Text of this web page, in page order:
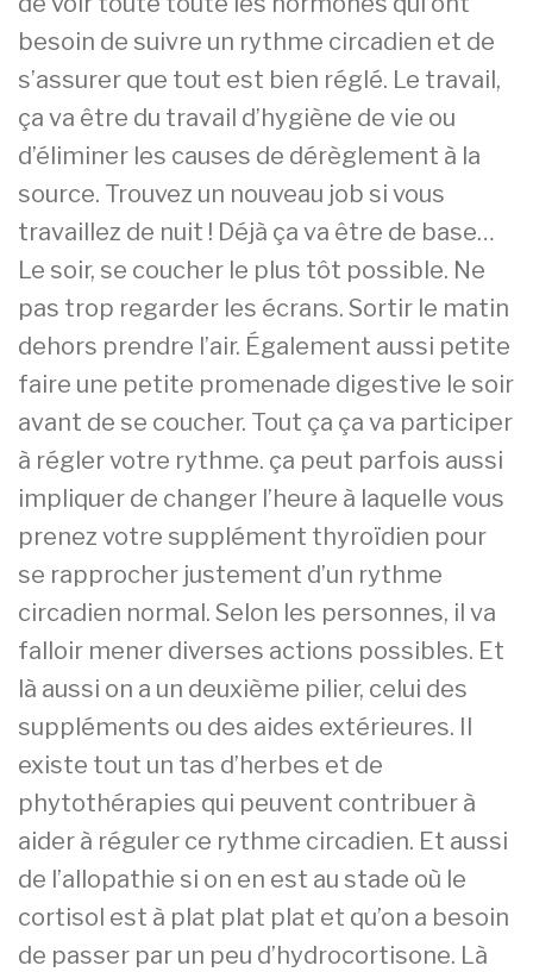
besoin de suivre un rythme circadien et de
s’assurer que tout est bien réglé. Le travail,
ça va être du travail d’hygiène de vie ou
d’éliminer les causes de dérèglement à la
source. Trouvez un nouveau job si vous
travaillez de nuit ! Déjà ça va être de base…
Le soir, se coucher le plus tôt possible. Ne
pas trop regarder les écrans. Sortir le matin
dehors prendre l’air. Également aussi petite
faire une petite promenade digestive le soir
avant de se coucher. Tout ça ça va participer
à régler votre rythme. ça peut parfois aussi
impliquer de changer l’heure à laquelle vous
prenez votre supplément thyroïdien pour
se rapprocher justement d’un rythme
circadien normal. Selon les personnes, il va
falloir mener diverses actions possibles. Et
là aussi on a un deuxième pilier, celui des
suppléments ou des aides extérieures. Il
existe tout un tas d’herbes et de
phytothérapies qui peuvent contribuer à
aider à réguler ce rythme circadien. Et aussi
de l’allopathie si on en est au stade où le
cortisol est à plat plat plat et qu’on a besoin
de passer par un peu d’hydrocortisone. Là